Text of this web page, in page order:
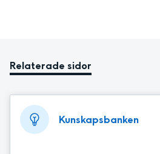
Relaterade sidor
Kunskapsbanken